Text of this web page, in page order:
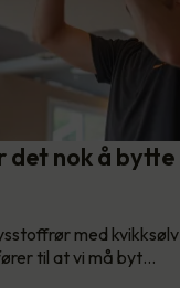
det nok å
med
til at vi må byt…